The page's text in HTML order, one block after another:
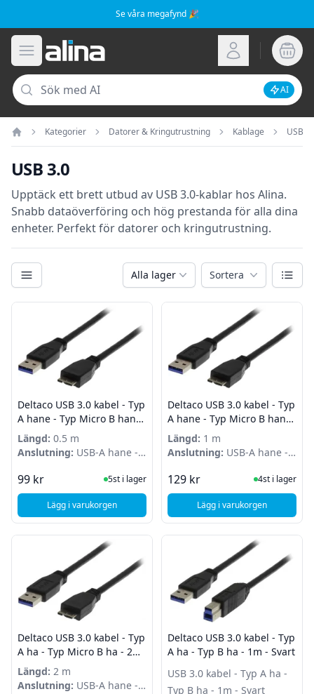
Se våra megafynd 🎉
Öppna meny
Alina.se Logga in
Sök
AI
Hem
Kategorier Datorer & Kringutrustning Kablage USB
USB 3.0
Upptäck ett brett utbud av USB 3.0-kablar hos Alina.
Snabb dataöverföring och hög prestanda för alla dina
enheter. Perfekt för datorer och kringutrustning.
Kategorier Alla lager Sortera Växla
Filter
Produkter
Deltaco USB 3.0 kabel - Typ
A hane - Typ Micro B hane
- 0,5m - Svart
Längd: 0.5 m
Anslutning: USB-A hane -
99 kr I Lager
5st i lager
Lägg i varukorgen, Deltaco USB 3.0 kabel - Typ A hane - Typ Micro B hane -
Deltaco USB 3.0 kabel - Typ
A hane - Typ Micro B hane
- 1m - Svart
Längd: 1 m
Anslutning: USB-A hane -
129 kr I Lager
4st i lager
Lägg i varukorgen, Deltaco USB 3.0
Deltaco USB 3.0 kabel - Typ
A ha - Typ Micro B ha - 2m
- Svart
Längd: 2 m
Anslutning: USB-A hane -
Deltaco USB 3.0 kabel - Typ
A ha - Typ B ha - 1m - Svart
USB 3.0 kabel - Typ A ha -
Typ B ha - 1m - Svart